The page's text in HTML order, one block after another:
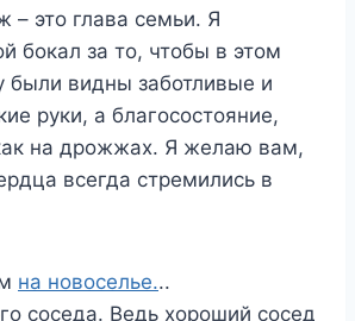
– это глава семьи. Я
бокал за то, чтобы в этом
видны заботливые и
руки, а благосостояние,
на дрожжах. Я желаю вам,
всегда стремились в
на новоселье...
соседа. Ведь хороший сосед